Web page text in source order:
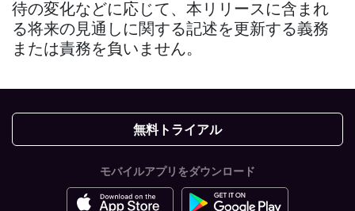
待の変化などに応じて、本リリースに含まれ
る将来の見通しに関する記述を更新する義務
または責務を負いません。
無料トライアル
モバイルアプリをダウンロード